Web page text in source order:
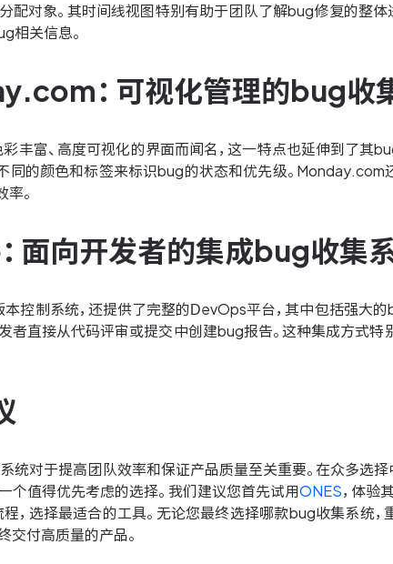
配对象。其时间线视图特别有助于团队了解bug修复的整
相关信息。
：可视化管理的bug收
丰富、高度可视化的界面而闻名，这一特点也延伸到了其
同的颜色和标签来标识bug的状态和优先级。Monday.com
。
面向开发者的集成bug收集
控制系统，还提供了完整的DevOps平台，其中包括强大
者直接从代码评审或提交中创建bug报告。这种集成方式
统对于提高团队效率和保证产品质量至关重要。在众多选
个值得优先考虑的选择。我们建议您首先试用ONES，体验
，选择最适合的工具。无论您最终选择哪款bug收集系统
交付高质量的产品。